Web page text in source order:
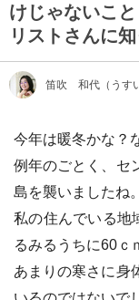
けじゃないこ
リストさんに
笛吹 和代（うす
今年は暖冬かな？
例年のごとく、セ
島を襲いましたね。
私の住んでいる地
るみるうちに60ｃ
あまりの寒さに身